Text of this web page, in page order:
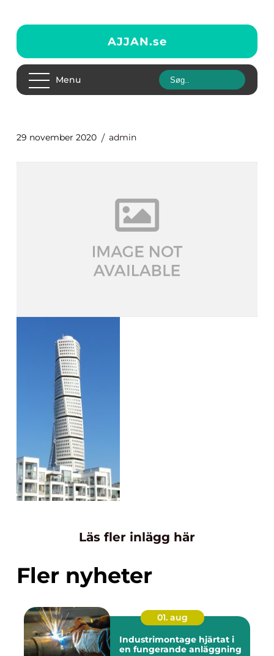
AJJAN.se
Menu
29 november 2020 admin
Läs fler inlägg här
Fler nyheter
01. aug
Industrimontage hjärtat i
en fungerande anläggning